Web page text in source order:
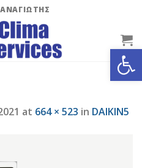
at 664 × 523 in DAIKIN5